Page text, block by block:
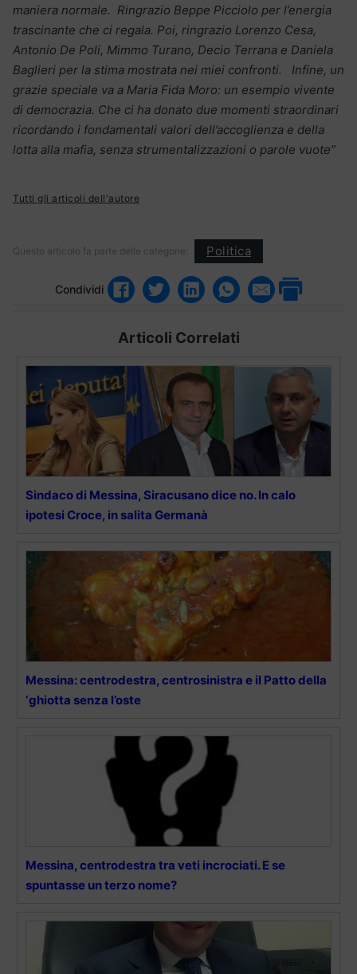
maniera normale. Ringrazio Beppe Picciolo per l’energia
trascinante che ci regala. Poi, ringrazio Lorenzo Cesa,
Antonio De Poli, Mimmo Turano, Decio Terrana e Daniela
Baglieri per la stima mostrata nei miei confronti. Infine, un
grazie speciale va a Maria Fida Moro: un esempio vivente
di democrazia. Che ci ha donato due momenti straordinari
ricordando i fondamentali valori dell’accoglienza e della
lotta alla mafia, senza strumentalizzazioni o parole vuote”
Tutti gli articoli dell'autore
Questo articolo fa parte delle categorie: Politica
Condividi
Articoli Correlati
Sindaco di Messina, Siracusano dice no. In calo
ipotesi Croce, in salita Germanà
Messina: centrodestra, centrosinistra e il Patto della
‘ghiotta senza l’oste
Messina, centrodestra tra veti incrociati. E se
spuntasse un terzo nome?